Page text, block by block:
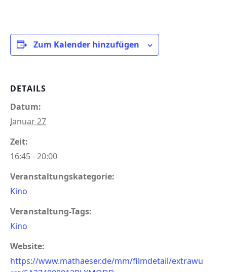
Zum Kalender hinzufügen
DETAILS
Datum:
Januar 27
Zeit:
16:45 - 20:00
Veranstaltungskategorie:
Kino
Veranstaltung-Tags:
Kino
Website:
https://www.mathaeser.de/mm/filmdetail/extrawu